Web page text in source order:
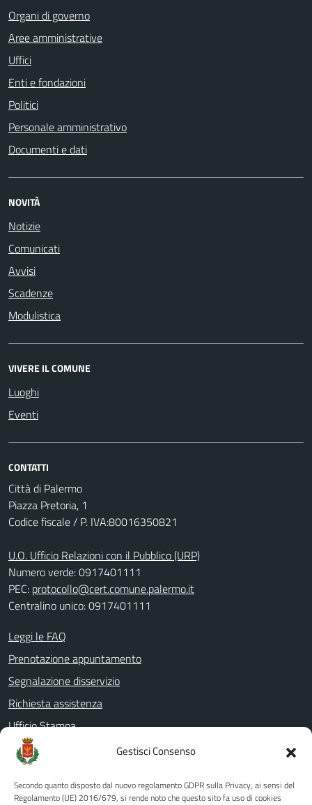
Gestisci Consenso
Secondo quanto disposto dal nuovo regolamento GDPR sulla Privacy, ai sensi del
Regolamento (UE) 2016/679, si rende noto che questo sito fa uso di cookies
Organi di governo
Aree amministrative
Uffici
Enti e fondazioni
Politici
Personale amministrativo
Documenti e dati
NOVITÀ
Notizie
Comunicati
Avvisi
Scadenze
Modulistica
VIVERE IL COMUNE
Luoghi
Eventi
CONTATTI
Città di Palermo
Piazza Pretoria, 1
Codice fiscale / P. IVA:80016350821
U.O. Ufficio Relazioni con il Pubblico (URP)
Numero verde: 0917401111
PEC: protocollo@cert.comune.palermo.it
Centralino unico: 0917401111
Leggi le FAQ
Prenotazione appuntamento
Segnalazione disservizio
Richiesta assistenza
Ufficio Stampa
Amministrazione Trasparente
Albo pretorio
Informativa privacy